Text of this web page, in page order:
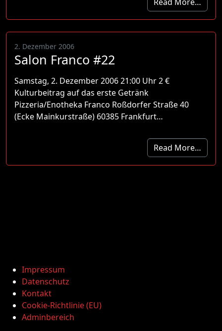
2. Dezember 2006
Salon Franco #22
Samstag, 2. Dezember 2006 21:00 Uhr 2 €
Kulturbeitrag auf das erste Getränk
Pizzeria/Enotheka Franco Roßdorfer Straße 40
(Ecke Mainkurstraße) 60385 Frankfurt…
Read More…
Impressum
Datenschutz
Kontakt
Cookie-Richtlinie (EU)
Adminbereich